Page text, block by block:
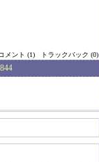
メント (1) トラックバック (0)